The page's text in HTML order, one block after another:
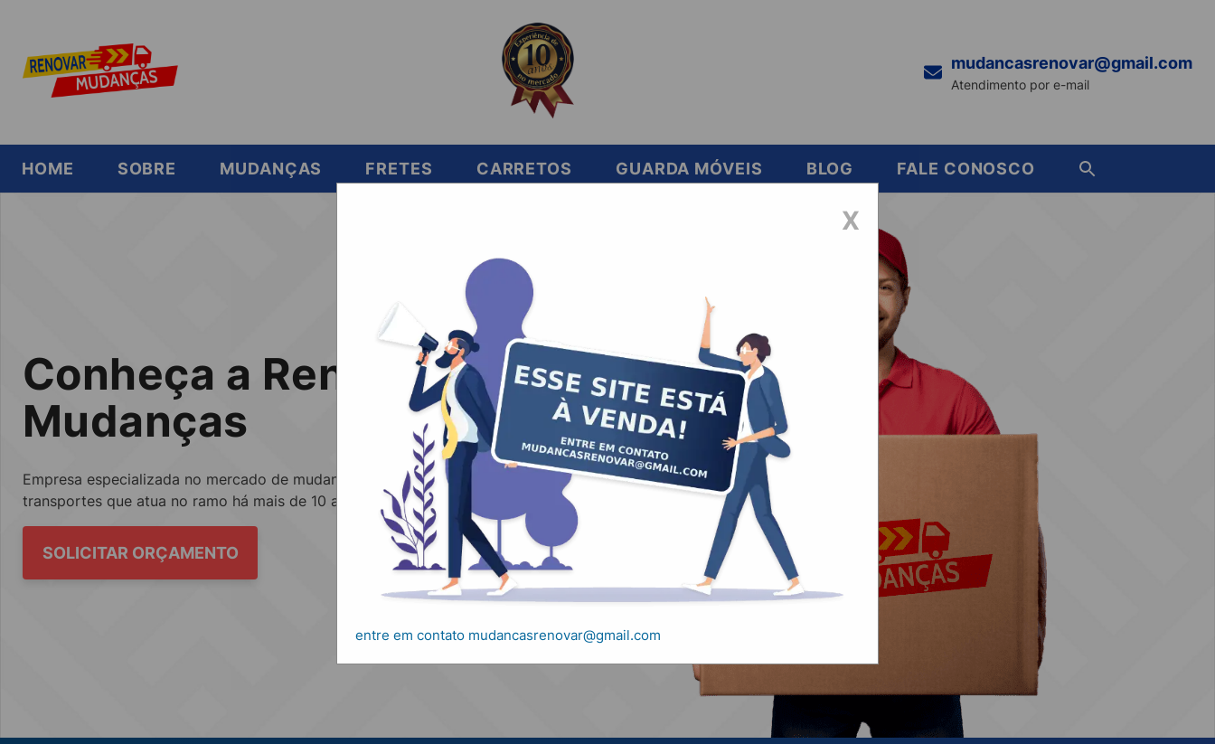
mudancasrenovar@gmail.com
Atendimento por e-mail
HOME SOBRE MUDANÇAS FRETES CARRETOS GUARDA MÓVEIS BLOG FALE CONOSCO
Conheça a Renovar
Mudanças
Empresa especializada no mercado de mudanças, fretes, carretos e
transportes que atua no ramo há mais de 10 anos.
SOLICITAR ORÇAMENTO
X
entre em contato mudancasrenovar@gmail.com